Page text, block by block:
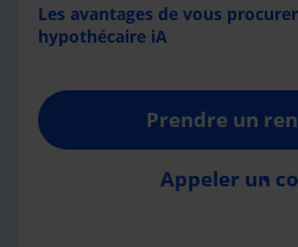
Les avantages de vous
hypothécaire iA
Prendre un
Appeler un